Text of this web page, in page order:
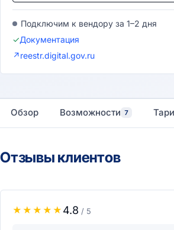
Подключим к вендору за 1–2 дня
✓Документация
↗reestr.digital.gov.ru
Обзор Возможности 7
Отзывы клиентов
★ ★ ★ ★ ★ 4.8 / 5